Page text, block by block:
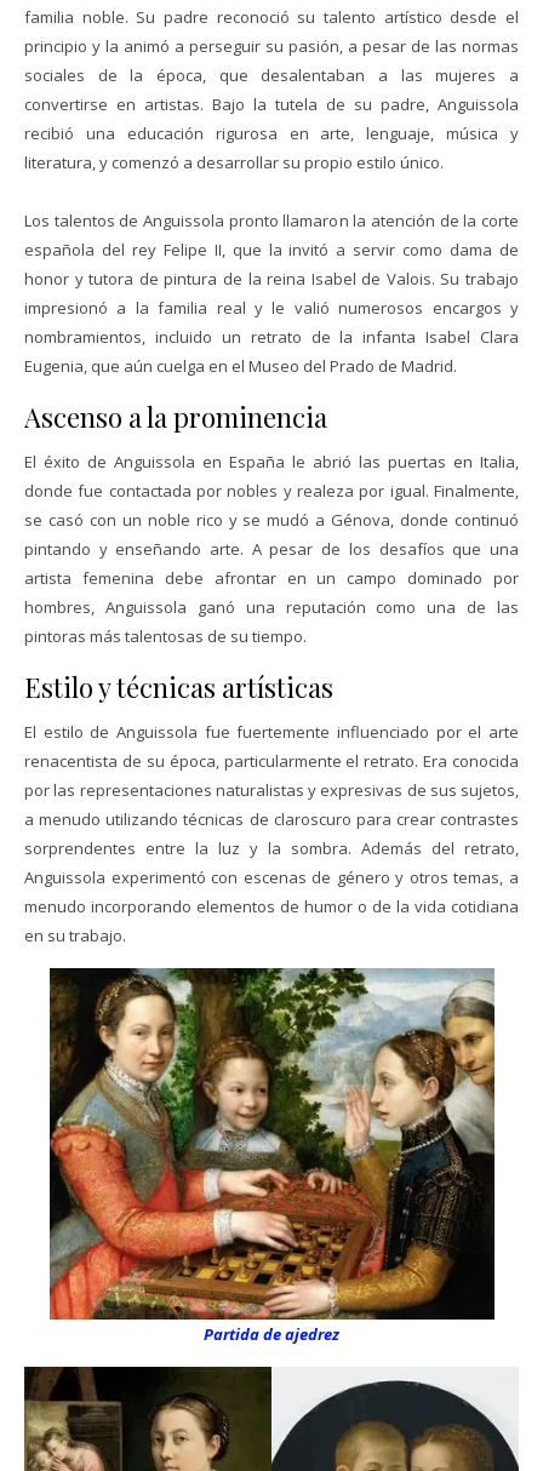
familia noble. Su padre reconoció su talento artístico desde el
principio y la animó a perseguir su pasión, a pesar de las normas
sociales de la época, que desalentaban a las mujeres a
convertirse en artistas. Bajo la tutela de su padre, Anguissola
recibió una educación rigurosa en arte, lenguaje, música y
literatura, y comenzó a desarrollar su propio estilo único.
Los talentos de Anguissola pronto llamaron la atención de la corte
española del rey Felipe II, que la invitó a servir como dama de
honor y tutora de pintura de la reina Isabel de Valois. Su trabajo
impresionó a la familia real y le valió numerosos encargos y
nombramientos, incluido un retrato de la infanta Isabel Clara
Eugenia, que aún cuelga en el Museo del Prado de Madrid.
Ascenso a la prominencia
El éxito de Anguissola en España le abrió las puertas en Italia,
donde fue contactada por nobles y realeza por igual. Finalmente,
se casó con un noble rico y se mudó a Génova, donde continuó
pintando y enseñando arte. A pesar de los desafíos que una
artista femenina debe afrontar en un campo dominado por
hombres, Anguissola ganó una reputación como una de las
pintoras más talentosas de su tiempo.
Estilo y técnicas artísticas
El estilo de Anguissola fue fuertemente influenciado por el arte
renacentista de su época, particularmente el retrato. Era conocida
por las representaciones naturalistas y expresivas de sus sujetos,
a menudo utilizando técnicas de claroscuro para crear contrastes
sorprendentes entre la luz y la sombra. Además del retrato,
Anguissola experimentó con escenas de género y otros temas, a
menudo incorporando elementos de humor o de la vida cotidiana
en su trabajo.
Partida de ajedrez